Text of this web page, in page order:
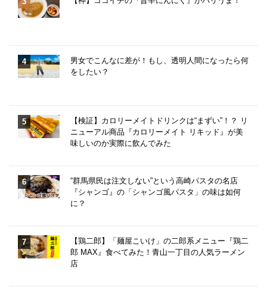
男女でこんなに差が！もし、透明人間になったら何
をしたい？
【検証】カロリーメイトドリンクは“まずい”！？ リ
ニューアル商品『カロリーメイト リキッド』が美
味しいのか実際に飲んでみた
“群馬県民は注文しない”という高崎パスタの名店
『シャンゴ』の「シャンゴ風パスタ」の味は如何
に？
【鶏二郎】「麺屋こいけ」の二郎系メニュー『鶏二
郎 MAX』食べてみた！青山一丁目の人気ラーメン
店